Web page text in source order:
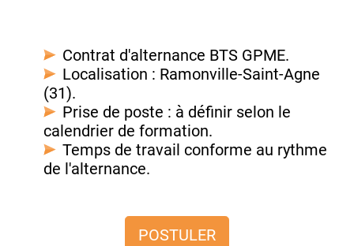
Contrat d'alternance BTS GPME.
Localisation : Ramonville-Saint-Agne
(31).
Prise de poste : à définir selon le
calendrier de formation.
Temps de travail conforme au rythme
de l'alternance.
POSTULER